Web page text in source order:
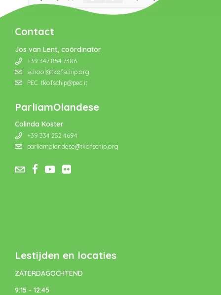
Contact
Jos van Lent, coördinator
+39 347 854 7386
school@tkofschip.org
PEC: tkofschip@pec.it
ParliamOlandese
Colinda Koster
+39 334 252 4694
parliamolandese@tkofschip.org
Lestijden en locaties
ZATERDAGOCHTEND
9:15 - 12:45